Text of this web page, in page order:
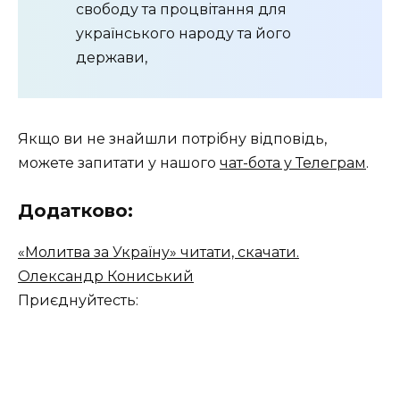
свободу та процвітання для
українського народу та його
держави,
Якщо ви не знайшли потрібну відповідь,
можете запитати у нашого чат-бота у Телеграм.
Додатково:
«Молитва за Україну» читати, скачати.
Олександр Кониський
Приєднуйтесть: